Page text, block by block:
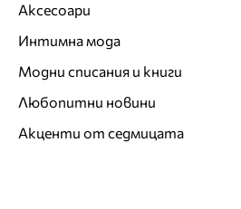
Аксесоари
Интимна мода
Модни списания и книги
Любопитни новини
Акценти от седмицата